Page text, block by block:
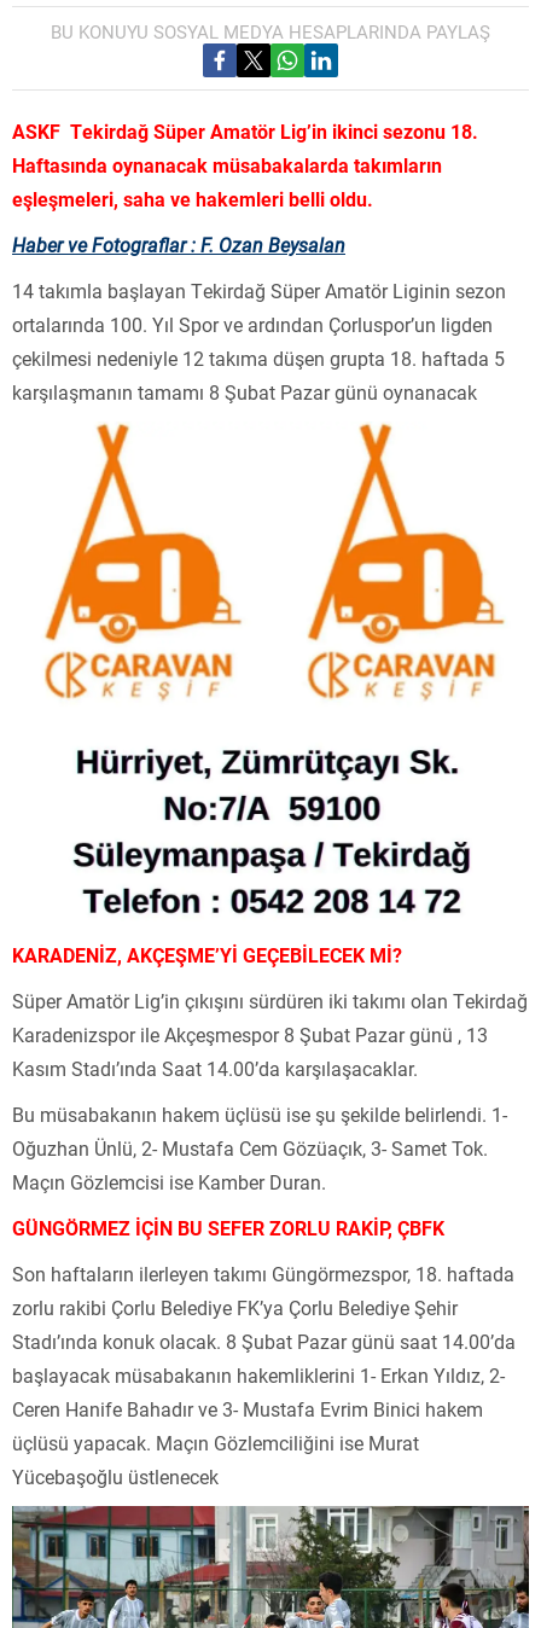
BU KONUYU SOSYAL MEDYA HESAPLARINDA PAYLAŞ
ASKF Tekirdağ Süper Amatör Lig’in ikinci sezonu 18.
Haftasında oynanacak müsabakalarda takımların
eşleşmeleri, saha ve hakemleri belli oldu.
Haber ve Fotograflar : F. Ozan Beysalan
14 takımla başlayan Tekirdağ Süper Amatör Liginin sezon
ortalarında 100. Yıl Spor ve ardından Çorluspor’un ligden
çekilmesi nedeniyle 12 takıma düşen grupta 18. haftada 5
karşılaşmanın tamamı 8 Şubat Pazar günü oynanacak
KARADENİZ, AKÇEŞME’Yİ GEÇEBİLECEK Mİ?
Süper Amatör Lig’in çıkışını sürdüren iki takımı olan Tekirdağ
Karadenizspor ile Akçeşmespor 8 Şubat Pazar günü , 13
Kasım Stadı’ında Saat 14.00’da karşılaşacaklar.
Bu müsabakanın hakem üçlüsü ise şu şekilde belirlendi. 1-
Oğuzhan Ünlü, 2- Mustafa Cem Gözüaçık, 3- Samet Tok.
Maçın Gözlemcisi ise Kamber Duran.
GÜNGÖRMEZ İÇİN BU SEFER ZORLU RAKİP, ÇBFK
Son haftaların ilerleyen takımı Güngörmezspor, 18. haftada
zorlu rakibi Çorlu Belediye FK’ya Çorlu Belediye Şehir
Stadı’ında konuk olacak. 8 Şubat Pazar günü saat 14.00’da
başlayacak müsabakanın hakemliklerini 1- Erkan Yıldız, 2-
Ceren Hanife Bahadır ve 3- Mustafa Evrim Binici hakem
üçlüsü yapacak. Maçın Gözlemciliğini ise Murat
Yücebaşoğlu üstlenecek